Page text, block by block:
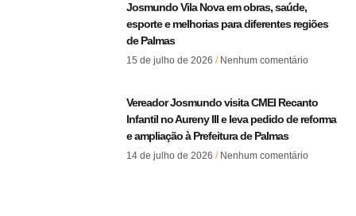
Josmundo Vila Nova em obras, saúde,
esporte e melhorias para diferentes regiões
de Palmas
15 de julho de 2026 Nenhum comentário
Vereador Josmundo visita CMEI Recanto
Infantil no Aureny III e leva pedido de reforma
e ampliação à Prefeitura de Palmas
14 de julho de 2026 Nenhum comentário